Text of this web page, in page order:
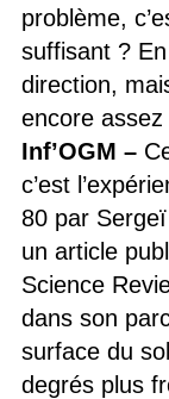
problème,
suffisant ?
direction,
encore assez
Inf’OGM –
c’est
80 par
un article
Science
dans son
surface du
degrés plus